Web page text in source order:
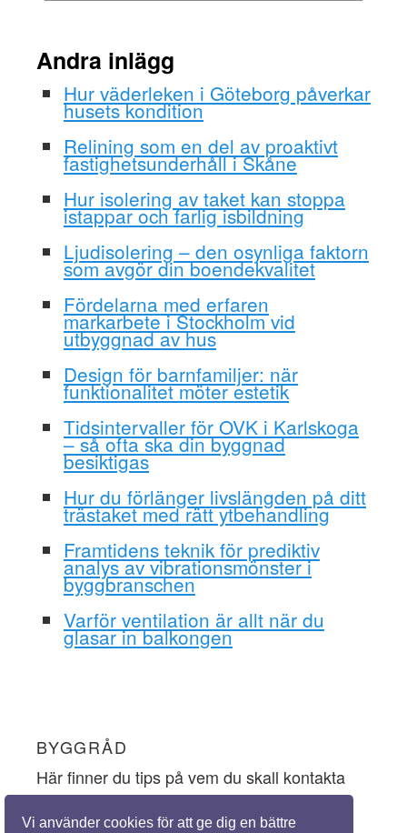
Vi använder cookies för att ge dig en bättre
Andra inlägg
Hur väderleken i Göteborg påverkar
husets kondition
Relining som en del av proaktivt
fastighetsunderhåll i Skåne
Hur isolering av taket kan stoppa
istappar och farlig isbildning
Ljudisolering – den osynliga faktorn
som avgör din boendekvalitet
Fördelarna med erfaren
markarbete i Stockholm vid
utbyggnad av hus
Design för barnfamiljer: när
funktionalitet möter estetik
Tidsintervaller för OVK i Karlskoga
– så ofta ska din byggnad
besiktigas
Hur du förlänger livslängden på ditt
trästaket med rätt ytbehandling
Framtidens teknik för prediktiv
analys av vibrationsmönster i
byggbranschen
Varför ventilation är allt när du
glasar in balkongen
BYGGRÅD
Här finner du tips på vem du skall kontakta
och vem du skall lyssna på när du ska